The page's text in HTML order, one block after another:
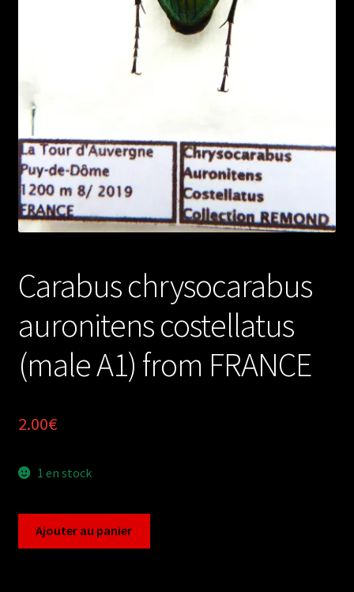
Carabus chrysocarabus
auronitens costellatus
(male A1) from FRANCE
2.00€
1 en stock
Ajouter au panier